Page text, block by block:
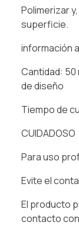
Polimerizar
superficie.
información
Cantidad:
de diseño
Tiempo de
CUIDADOSO
Para uso
Evite el
El producto
contacto